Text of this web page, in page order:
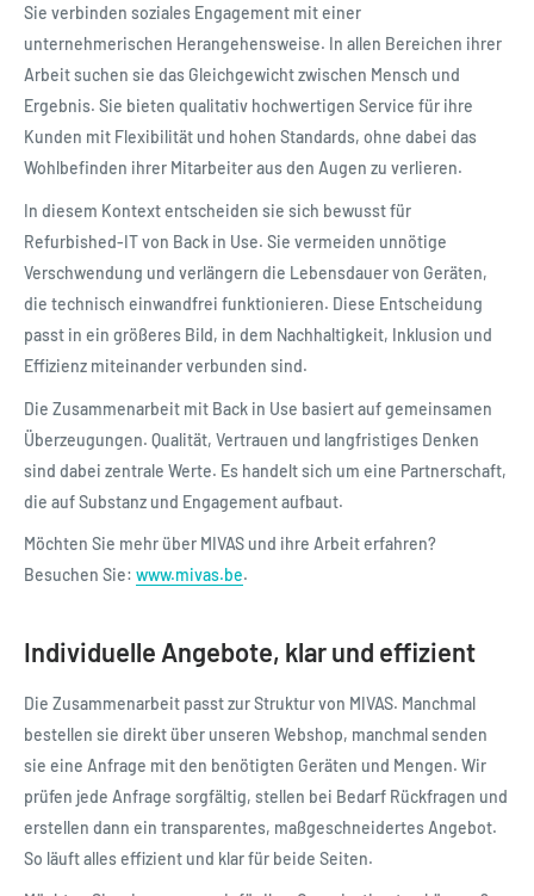
Sie verbinden soziales Engagement mit einer
unternehmerischen Herangehensweise. In allen Bereichen ihrer
Arbeit suchen sie das Gleichgewicht zwischen Mensch und
Ergebnis. Sie bieten qualitativ hochwertigen Service für ihre
Kunden mit Flexibilität und hohen Standards, ohne dabei das
Wohlbefinden ihrer Mitarbeiter aus den Augen zu verlieren.
In diesem Kontext entscheiden sie sich bewusst für
Refurbished-IT von Back in Use. Sie vermeiden unnötige
Verschwendung und verlängern die Lebensdauer von Geräten,
die technisch einwandfrei funktionieren. Diese Entscheidung
passt in ein größeres Bild, in dem Nachhaltigkeit, Inklusion und
Effizienz miteinander verbunden sind.
Die Zusammenarbeit mit Back in Use basiert auf gemeinsamen
Überzeugungen. Qualität, Vertrauen und langfristiges Denken
sind dabei zentrale Werte. Es handelt sich um eine Partnerschaft,
die auf Substanz und Engagement aufbaut.
Möchten Sie mehr über MIVAS und ihre Arbeit erfahren?
Besuchen Sie: www.mivas.be.
Individuelle Angebote, klar und effizient
Die Zusammenarbeit passt zur Struktur von MIVAS. Manchmal
bestellen sie direkt über unseren Webshop, manchmal senden
sie eine Anfrage mit den benötigten Geräten und Mengen. Wir
prüfen jede Anfrage sorgfältig, stellen bei Bedarf Rückfragen und
erstellen dann ein transparentes, maßgeschneidertes Angebot.
So läuft alles effizient und klar für beide Seiten.